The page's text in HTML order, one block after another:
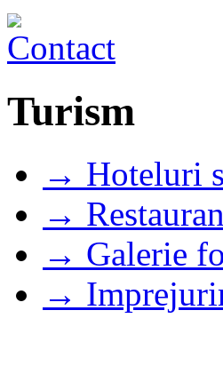
Turism
→ Hoteluri
→
→ Galerie
→